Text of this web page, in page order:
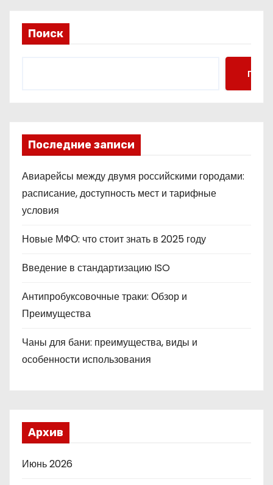
Поиск
Поиск
Последние записи
Авиарейсы между двумя российскими городами:
расписание, доступность мест и тарифные
условия
Новые МФО: что стоит знать в 2025 году
Введение в стандартизацию ISO
Антипробуксовочные траки: Обзор и
Преимущества
Чаны для бани: преимущества, виды и
особенности использования
Архив
Июнь 2026